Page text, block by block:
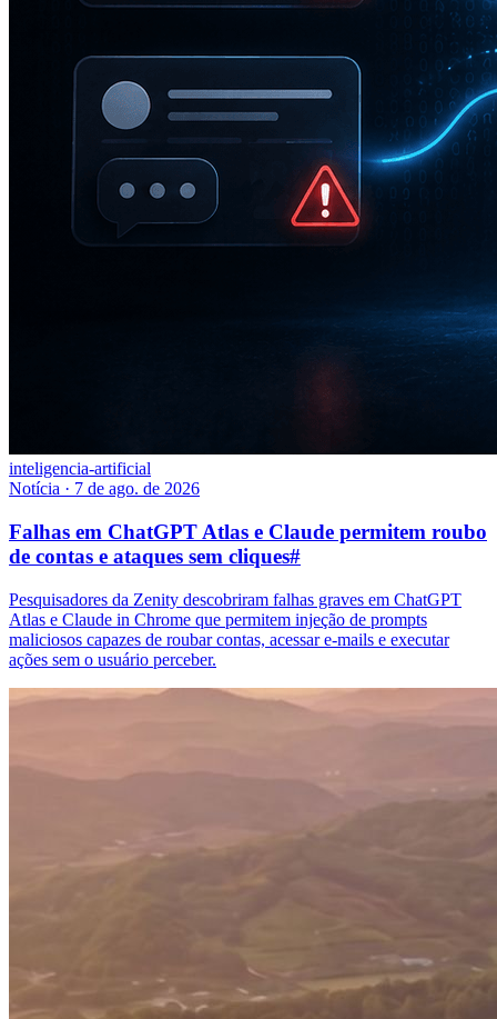
inteligencia-artificial
Notícia · 7 de ago. de 2026
Falhas em ChatGPT Atlas e Claude permitem roubo
de contas e ataques sem cliques#
Pesquisadores da Zenity descobriram falhas graves em ChatGPT
Atlas e Claude in Chrome que permitem injeção de prompts
maliciosos capazes de roubar contas, acessar e-mails e executar
ações sem o usuário perceber.